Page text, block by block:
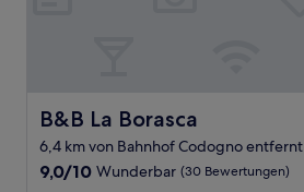
B&B La Borasca
B&B La Borasca
6,4 km von Bahnhof Codogno entfernt
9.0
9,0/10 Wunderbar (30 Bewertungen)